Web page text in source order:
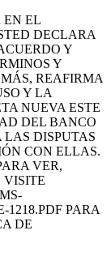
EN EL
DECLARA
Y
Y
REAFIRMA
Y LA
NUEVA ESTE
DEL BANCO
LAS DISPUTAS
CON ELLAS.
VER,
VISITE
1218.PDF PARA
DE